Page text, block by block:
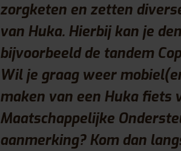
zorgketen en zetten
van Huka. Hierbij kan je
bijvoorbeeld de tandem
Wil je graag weer
maken van een Huka fiets
Maatschappelijke
aanmerking? Kom dan